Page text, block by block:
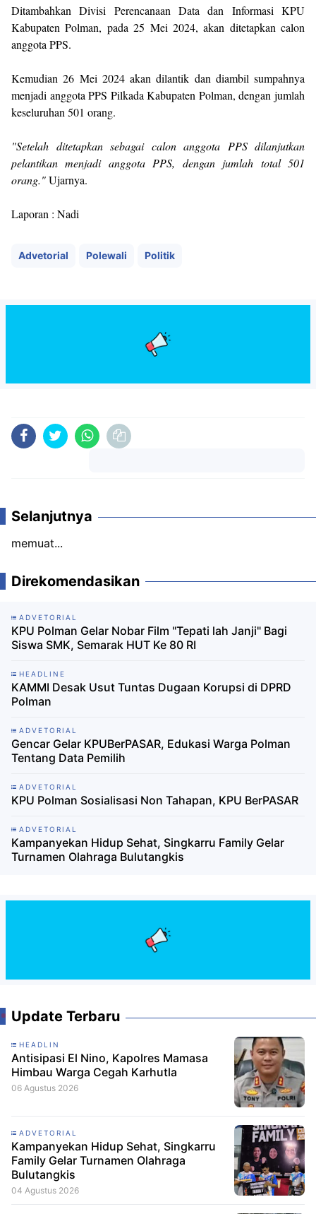
Ditambahkan Divisi Perencanaan Data dan Informasi KPU
Kabupaten Polman, pada 25 Mei 2024, akan ditetapkan calon
anggota PPS.
Kemudian 26 Mei 2024 akan dilantik dan diambil sumpahnya
menjadi anggota PPS Pilkada Kabupaten Polman, dengan jumlah
keseluruhan 501 orang.
"Setelah ditetapkan sebagai calon anggota PPS dilanjutkan
pelantikan menjadi anggota PPS, dengan jumlah total 501
orang."Ujarnya.
Laporan : Nadi
Advetorial Polewali Politik
Selanjutnya
memuat...
Direkomendasikan
ADVETORIAL
KPU Polman Gelar Nobar Film "Tepati lah Janji" Bagi
Siswa SMK, Semarak HUT Ke 80 RI
HEADLINE
KAMMI Desak Usut Tuntas Dugaan Korupsi di DPRD
Polman
ADVETORIAL
Gencar Gelar KPUBerPASAR, Edukasi Warga Polman
Tentang Data Pemilih
ADVETORIAL
KPU Polman Sosialisasi Non Tahapan, KPU BerPASAR
ADVETORIAL
Kampanyekan Hidup Sehat, Singkarru Family Gelar
Turnamen Olahraga Bulutangkis
Update Terbaru
HEADLIN
Antisipasi El Nino, Kapolres Mamasa
Himbau Warga Cegah Karhutla
06 Agustus 2026
ADVETORIAL
Kampanyekan Hidup Sehat, Singkarru
Family Gelar Turnamen Olahraga
Bulutangkis
04 Agustus 2026